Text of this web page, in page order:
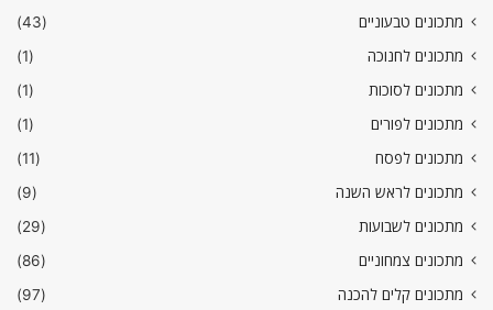
מתכונים טבעוניים
(43)
מתכונים לחנוכה
(1)
מתכונים לסוכות
(1)
מתכונים לפורים
(1)
מתכונים לפסח
(11)
מתכונים לראש השנה
(9)
מתכונים לשבועות
(29)
מתכונים צמחוניים
(86)
מתכונים קלים להכנה
(97)